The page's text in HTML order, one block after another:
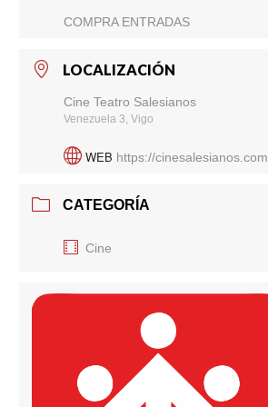
COMPRA ENTRADAS
LOCALIZACIÓN
Cine Teatro Salesianos
Venezuela 3, Vigo
WEB https://cinesalesianos.com
CATEGORÍA
Cine